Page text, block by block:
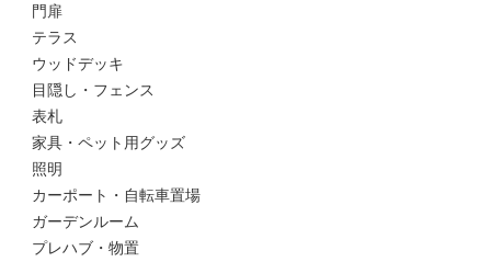
門扉
テラス
ウッドデッキ
目隠し・フェンス
表札
家具・ペット用グッズ
照明
カーポート・自転車置場
ガーデンルーム
プレハブ・物置